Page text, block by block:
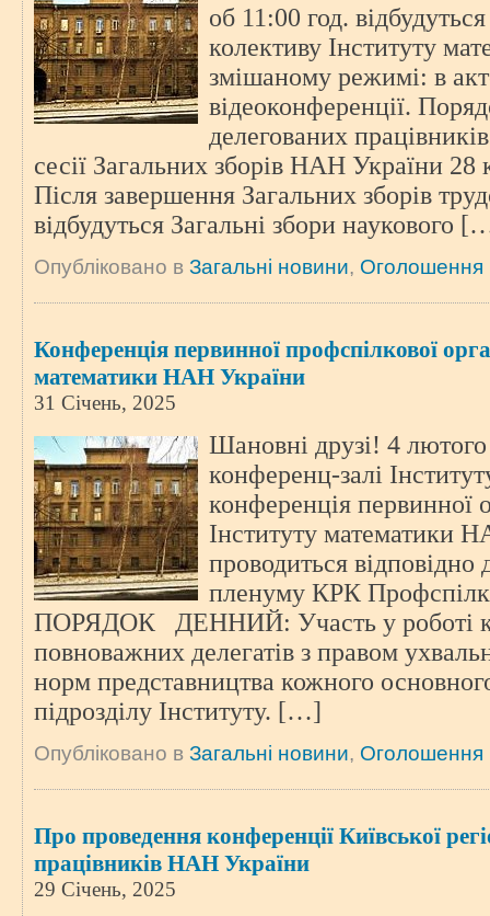
об 11:00 год.
колективу Інституту
змішаному режимі: в
відеоконференції.
делегованих
сесії Загальних зборів НАН України 28
Після завершення Загальних зборів
відбудуться Загальні збори наукового
Опубліковано в Загальні новини, Оголошення
Конференція первинної профспілкової
математики НАН України
31 Січень, 2025
Шановні друзі! 4
конференц-залі
конференція первинної
Інституту математики
проводиться
пленуму КРК
ПОРЯДОК ДЕННИЙ: Участь у роботі
повноважних делегатів з правом
норм представництва кожного
підрозділу Інституту. […]
Опубліковано в Загальні новини, Оголошення
Про проведення конференції Київської
працівників НАН України
29 Січень, 2025